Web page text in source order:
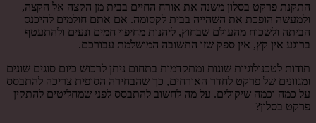
התקנת פרקט בסלון משנה את אורח החיים בבית מן הקצה אל הקצה,
ולמעשה הופכת את השהייה בבית לקסומה. אם אתם חולמים להיכנס
הביתה ולשכוח מהעולם שבחוץ, ליהנות מחיפוי חמים ונעים ולהתעטף
ברוגע אין קץ, אין ספק שזו התשובה המושלמת עבורכם.
תודות לטכנולוגיות שונות ומתקדמות בתחום ניתן לרכוש כיום סוגים שונים
ומגוונים של פרקט לחדר האורחים, כך שהבחירה הסופית צריכה להתבסס
על כמה וכמה שיקולים. על מה לחשוב להתבסס לפני שמחליטים להתקין
פרקט בסלון?